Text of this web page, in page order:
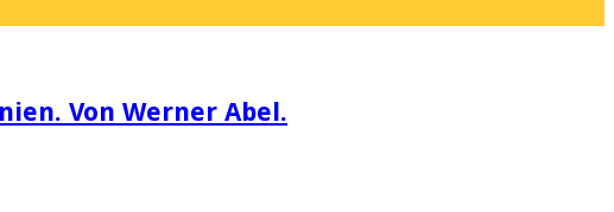
Von Werner Abel.